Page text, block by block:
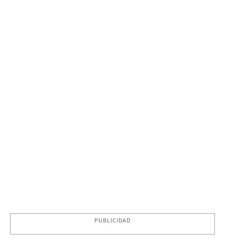
PUBLICIDAD